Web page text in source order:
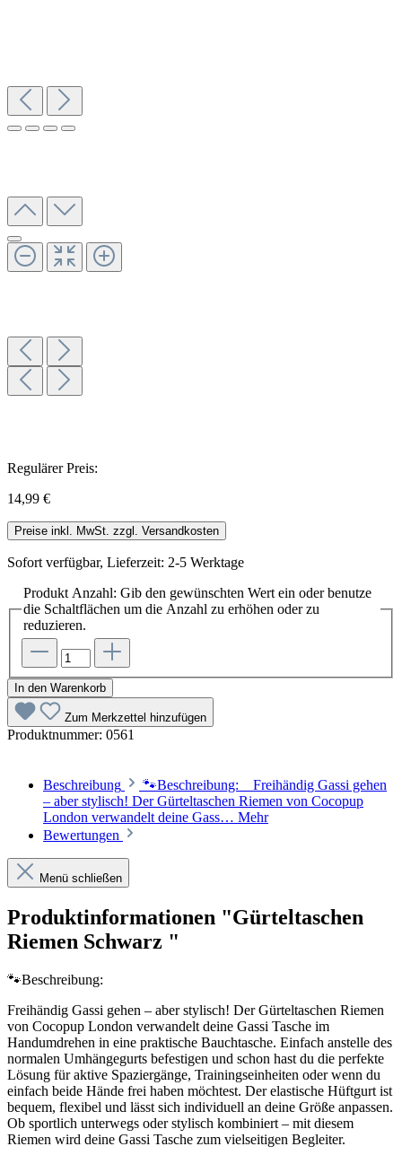
Regulärer Preis:
14,99 €
Preise inkl. MwSt. zzgl. Versandkosten
Sofort verfügbar, Lieferzeit: 2-5 Werktage
Produkt Anzahl: Gib den gewünschten Wert ein oder benutze
die Schaltflächen um die Anzahl zu erhöhen oder zu
reduzieren.
In den Warenkorb
Zum Merkzettel hinzufügen
Produktnummer: 0561
Beschreibung
🐾Beschreibung: Freihändig Gassi gehen
– aber stylisch! Der Gürteltaschen Riemen von Cocopup
London verwandelt deine Gass… Mehr
Bewertungen
Menü schließen
Produktinformationen "Gürteltaschen
Riemen Schwarz "
🐾Beschreibung:
Freihändig Gassi gehen – aber stylisch! Der Gürteltaschen Riemen
von Cocopup London verwandelt deine Gassi Tasche im
Handumdrehen in eine praktische Bauchtasche. Einfach anstelle des
normalen Umhängegurts befestigen und schon hast du die perfekte
Lösung für aktive Spaziergänge, Trainingseinheiten oder wenn du
einfach beide Hände frei haben möchtest. Der elastische Hüftgurt ist
bequem, flexibel und lässt sich individuell an deine Größe anpassen.
Ob sportlich unterwegs oder stylisch kombiniert – mit diesem
Riemen wird deine Gassi Tasche zum vielseitigen Begleiter.